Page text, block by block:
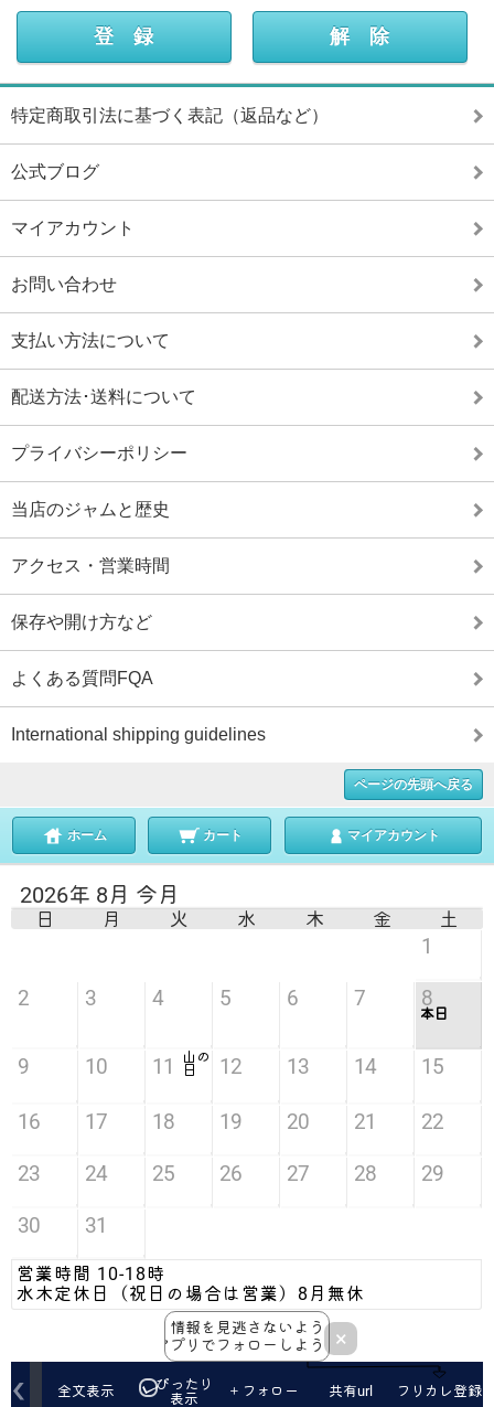
特定商取引法に基づく表記（返品など）
公式ブログ
マイアカウント
お問い合わせ
支払い方法について
配送方法･送料について
プライバシーポリシー
当店のジャムと歴史
アクセス・営業時間
保存や開け方など
よくある質問FQA
International shipping guidelines
ページの先頭へ戻る
ホーム カート マイアカウント